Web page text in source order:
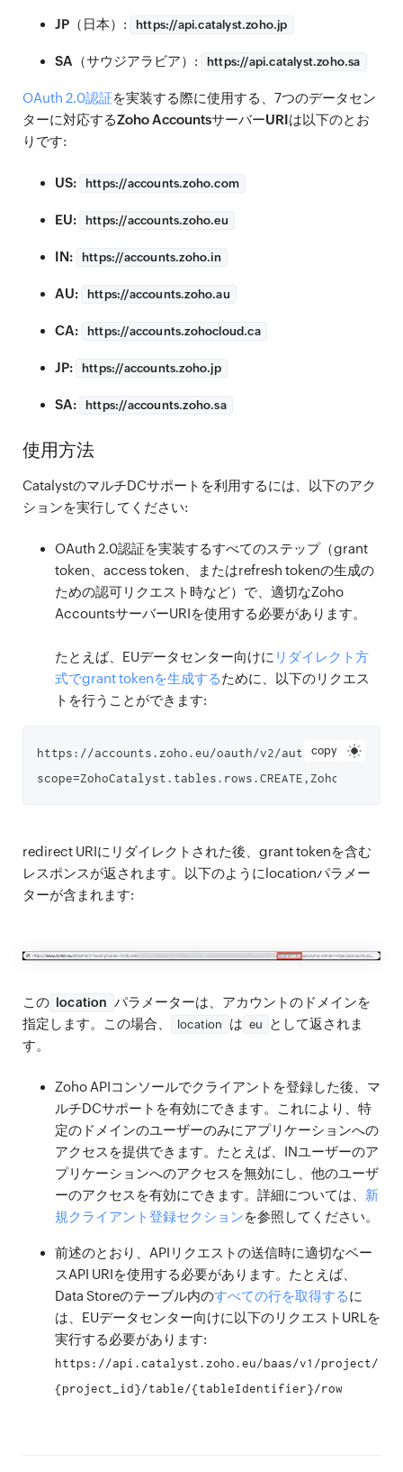
JP （日本）: https://api.catalyst.zoho.jp
SA （サウジアラビア）: https://api.catalyst.zoho.sa
OAuth 2.0認証を実装する際に使用する、7つのデータセン
ターに対応するZoho AccountsサーバーURIは以下のとお
りです:
US: https://accounts.zoho.com
EU: https://accounts.zoho.eu
IN: https://accounts.zoho.in
AU: https://accounts.zoho.au
CA: https://accounts.zohocloud.ca
JP: https://accounts.zoho.jp
SA: https://accounts.zoho.sa
使用方法
CatalystのマルチDCサポートを利用するには、以下のアク
ションを実行してください:
OAuth 2.0認証を実装するすべてのステップ（grant
token、access token、またはrefresh tokenの生成の
ための認可リクエスト時など）で、適切なZoho
AccountsサーバーURIを使用する必要があります。
たとえば、EUデータセンター向けに リダイレクト方
式でgrant tokenを生成するために、以下のリクエス
トを行うことができます:
copy
https://accounts.zoho.eu/oauth/v2/auth?
redirect URIにリダイレクトされた後、grant tokenを含む
レスポンスが返されます。以下のようにlocationパラメー
ターが含まれます:
この location パラメーターは、アカウントのドメインを
指定します。この場合、
location は eu
として返されま
す。
Zoho APIコンソールでクライアントを登録した後、マ
ルチDCサポートを有効にできます。これにより、特
定のドメインのユーザーのみにアプリケーションへの
アクセスを提供できます。たとえば、INユーザーのア
プリケーションへのアクセスを無効にし、他のユーザ
ーのアクセスを有効にできます。詳細については、 新
規クライアント登録セクションを参照してください。
前述のとおり、APIリクエストの送信時に適切なベー
スAPI URIを使用する必要があります。たとえば、
Data Storeのテーブル内のすべての行を取得するに
は、EUデータセンター向けに以下のリクエストURLを
実行する必要があります:
https://api.catalyst.zoho.eu/baas/v1/project/
{project_id}/table/{tableIdentifier}/row